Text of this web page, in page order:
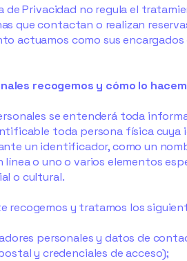
de Privacidad no regula el
que contactan o realizan
actuamos como sus
recogemos y cómo lo
se entenderá toda
toda persona física
un identificador, como un
o uno o varios elementos
o cultural.
recogemos y tratamos los
personales y datos de
y credenciales de acceso);